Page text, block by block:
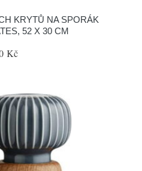
KRYTŮ NA SPORÁK
52 X 30 CM
Kč